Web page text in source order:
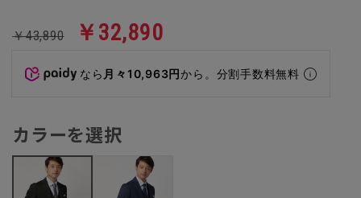
￥43,890 ￥32,890
なら 月々10,963円から。分割手数料無料
カラーを選択